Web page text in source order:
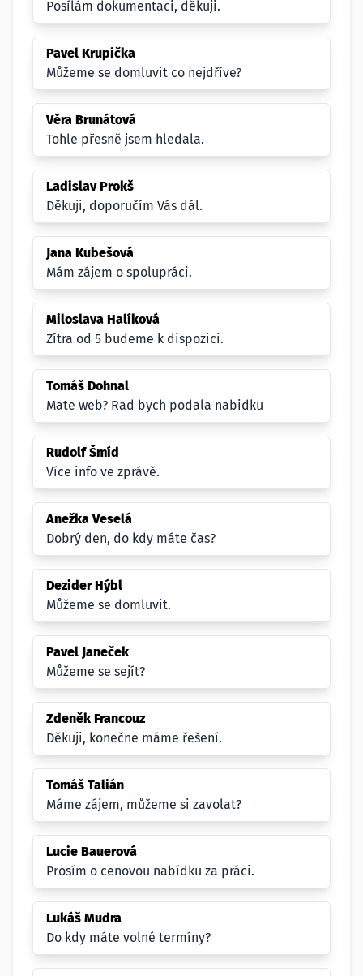
Posílám dokumentaci, děkuji.
Pavel Krupička
Můžeme se domluvit co nejdříve?
Věra Brunátová
Tohle přesně jsem hledala.
Ladislav Prokš
Děkuji, doporučím Vás dál.
Jana Kubešová
Mám zájem o spolupráci.
Miloslava Halíková
Zítra od 5 budeme k dispozici.
Tomáš Dohnal
Mate web? Rad bych podala nabidku
Rudolf Šmíd
Více info ve zprávě.
Anežka Veselá
Dobrý den, do kdy máte čas?
Dezider Hýbl
Můžeme se domluvit.
Pavel Janeček
Můžeme se sejít?
Zdeněk Francouz
Děkuji, konečne máme řešení.
Tomáš Talián
Máme zájem, můžeme si zavolat?
Lucie Bauerová
Prosím o cenovou nabídku za práci.
Lukáš Mudra
Do kdy máte volné termíny?